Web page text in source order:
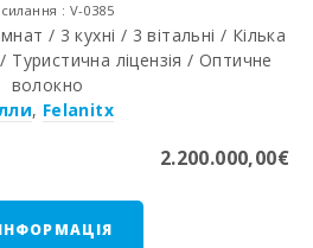
: V-0385
/ 3 кухні / 3 вітальні / Кілька
ліцензія / Оптичне
волокно
, Felanitx
2.200.000,00€